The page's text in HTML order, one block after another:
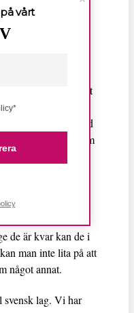
av 800
barn brister i
inte tillmäts
att skydda barnet
tur straffa sig med
utövat våld – som
jag fick läsa.
sits som
befinner sig i den.
stanna kvar i
de är kvar kan de i
man inte lita på att
något annat.
lag. Vi har
vårt